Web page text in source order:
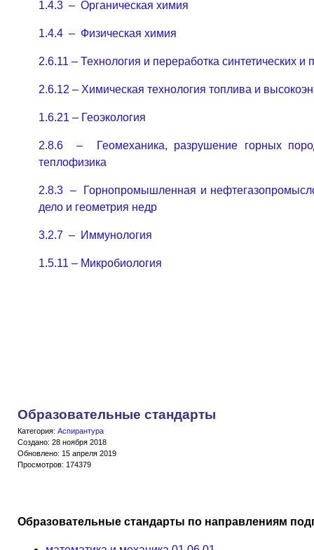
1.4.3 – Органическая химия
1.4.4 – Физическая химия
2.6.11 – Технология и переработка синтетических
2.6.12 – Химическая технология топлива и
1.6.21 – Геоэкология
2.8.6 – Геомеханика, разрушение горных
теплофизика
2.8.3 – Горнопромышленная и
дело и геометрия недр
3.2.7 – Иммунология
1.5.11 – Микробиология
Образовательные стандарты
Категория: Аспирантура
Создано: 28 ноября 2018
Обновлено: 15 апреля 2019
Просмотров: 174379
Образовательные стандарты по направлениям